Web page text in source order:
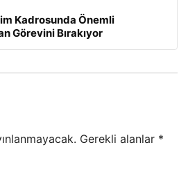
Kadrosunda Önemli
Görevini Bırakıyor
Gerekli alanlar *